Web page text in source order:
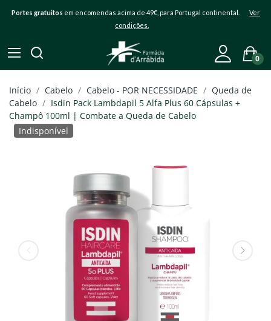
Portes gratuitos em encomendas acima de 49€, para Portugal continental. Ver
condições.
0
Início Cabelo Cabelo - POR NECESSIDADE
Queda de
Cabelo
Isdin Pack Lambdapil 5 Alfa Plus 60 Cápsulas +
Champô 100ml | Combate a Queda de Cabelo
Indisponível